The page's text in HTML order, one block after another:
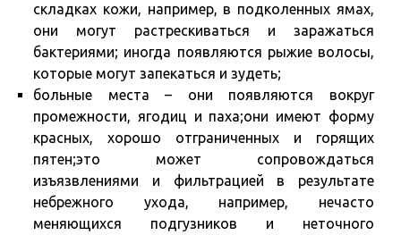
складках кожи, например, в подколенных ямах,
они могут растрескиваться и заражаться
бактериями; иногда появляются рыжие волосы,
которые могут запекаться и зудеть;
больные места – они появляются вокруг
промежности, ягодиц и паха;они имеют форму
красных, хорошо отграниченных и горящих
пятен;это может сопровождаться
изъязвлениями и фильтрацией в результате
небрежного ухода, например, нечасто
меняющихся подгузников и неточного